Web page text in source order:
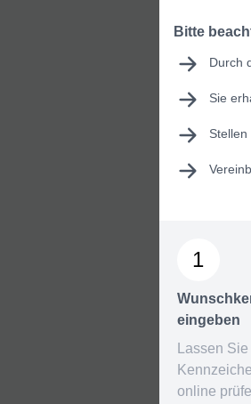
Bitte
Durch
Sie
Stellen
1
eingeben
Lassen
online